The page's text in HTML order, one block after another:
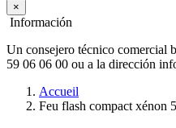
×
Información
Un consejero técnico comercial
59 06 06 00 ou a la dirección
Accueil
Feu flash compact xénon